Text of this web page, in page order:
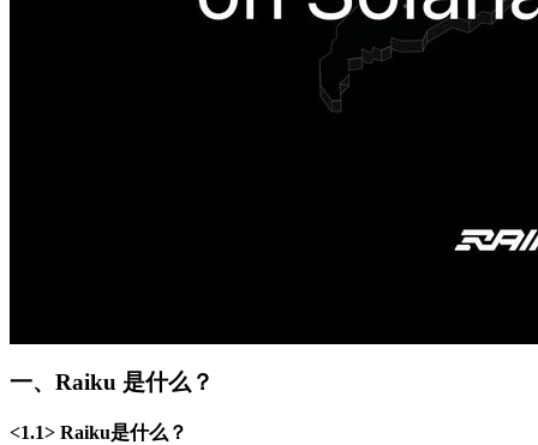
一、Raiku 是什么？
<1.1> Raiku是什么？